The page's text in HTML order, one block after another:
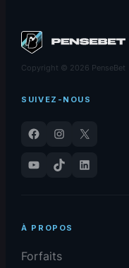
Copyright © 2026 PenseBet
SUIVEZ-NOUS
Facebook Instagram
X
YouTube
TikTok LinkedIn
À PROPOS
Forfaits